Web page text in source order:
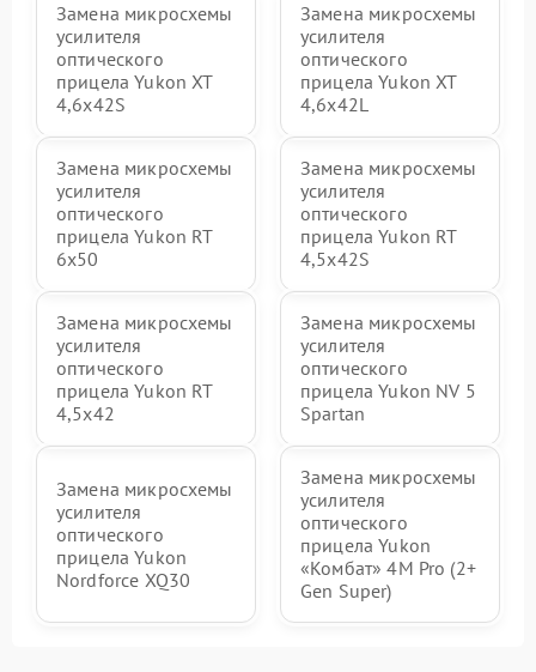
Замена микросхемы
усилителя
оптического
прицела Yukon XT
4,6x42S
Замена микросхемы
усилителя
оптического
прицела Yukon XT
4,6x42L
Замена микросхемы
усилителя
оптического
прицела Yukon RT
6x50
Замена микросхемы
усилителя
оптического
прицела Yukon RT
4,5х42S
Замена микросхемы
усилителя
оптического
прицела Yukon RT
4,5х42
Замена микросхемы
усилителя
оптического
прицела Yukon NV 5
Spartan
Замена микросхемы
усилителя
оптического
прицела Yukon
Nordforce XQ30
Замена микросхемы
усилителя
оптического
прицела Yukon
«Комбат» 4M Pro (2+
Gen Super)